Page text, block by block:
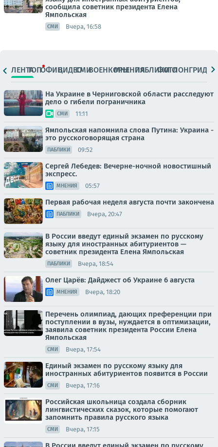
сообщила советник президента Елена
Ямпольская
СМИ Вчера, 16:58
ЛЕНТАТОПОФИЦ.ВИДЕОСМИВОЕНКОРЫМНЕНИЯПАБЛИКИ
ФОТОЛОНГРИДЫ
На Украине в Черниговской области расследуют
дело о гибели пограничника
СМИ 11:11
Ямпольская напомнила слова Путина: Украина -
это русскоговорящая страна
ПАБЛИКИ 09:52
Сергей Лебедев: Вечерне-ночной новостишный
экспресс.
МНЕНИЯ 05:57
Первая рабочая неделя августа почти закончена
ПАБЛИКИ Вчера, 20:47
В России введут единый экзамен по русскому
языку для иностранных абитуриентов —
советник президента Елена Ямпольская
ПАБЛИКИ Вчера, 18:54
Олег Царёв: Дайджест об Украине 6 августа
МНЕНИЯ Вчера, 18:20
Перечень олимпиад, дающих преференции при
поступлении в вузы, нуждается в оптимизации,
заявила советник президента России Елена
Ямпольская
СМИ Вчера, 17:54
Единый экзамен по русскому языку для
иностранных абитуриентов появится в России
СМИ Вчера, 17:16
Российская школьница создала сборник
лингвистических сказок, которые помогают
запомнить правила русского языка
СМИ Вчера, 17:15